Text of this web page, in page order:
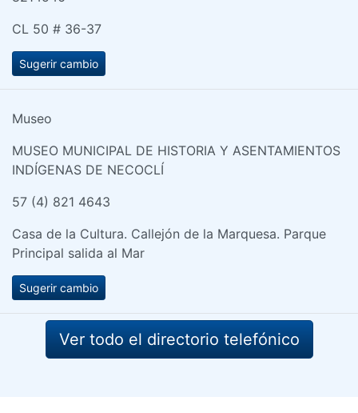
CL 50 # 36-37
Sugerir cambio
Museo
MUSEO MUNICIPAL DE HISTORIA Y ASENTAMIENTOS
INDÍGENAS DE NECOCLÍ
57 (4) 821 4643
Casa de la Cultura. Callejón de la Marquesa. Parque
Principal salida al Mar
Sugerir cambio
Ver todo el directorio telefónico